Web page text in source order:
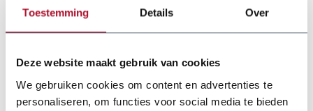
Toestemming Details Over
Deze website maakt gebruik van cookies
We gebruiken cookies om content en advertenties te
personaliseren, om functies voor social media te bieden
Pijp buigunit Ø 50 mm